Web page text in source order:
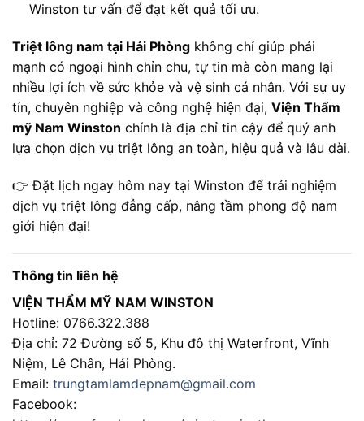
Winston tư vấn để đạt kết quả tối ưu.
Triệt lông nam tại Hải Phòng không chỉ giúp phái
mạnh có ngoại hình chỉn chu, tự tin mà còn mang lại
nhiều lợi ích về sức khỏe và vệ sinh cá nhân. Với sự uy
tín, chuyên nghiệp và công nghệ hiện đại, Viện Thẩm
mỹ Nam Winston chính là địa chỉ tin cậy để quý anh
lựa chọn dịch vụ triệt lông an toàn, hiệu quả và lâu dài.
👉 Đặt lịch ngay hôm nay tại Winston để trải nghiệm
dịch vụ triệt lông đẳng cấp, nâng tầm phong độ nam
giới hiện đại!
Thông tin liên hệ
VIỆN THẨM MỸ NAM WINSTON
Hotline: 0766.322.388
Địa chỉ: 72 Đường số 5, Khu đô thị Waterfront, Vĩnh
Niệm, Lê Chân, Hải Phòng.
Email: trungtamlamdepnam@gmail.com
Facebook: